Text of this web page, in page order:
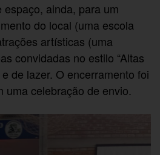
ainda, para um
do local (uma escola
artísticas (uma
convidadas no estilo “Altas
de lazer. O encerramento foi
uma celebração de envio.